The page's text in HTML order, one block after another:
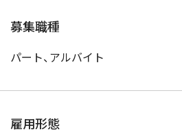
募集職種
パート、アルバイト
雇用形態